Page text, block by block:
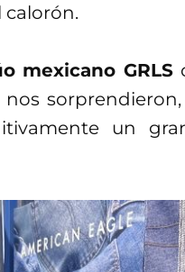
calorón.
mexicano GRLS
nos
un